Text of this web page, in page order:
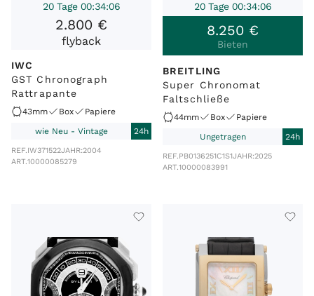
20 Tage 00:34:06
2.800 €
flyback
IWC
GST Chronograph
Rattrapante
43mm Box
Papiere
wie Neu - Vintage
24h
REF.IW371522JAHR:2004
ART.10000085279
20 Tage 00:34:06
8.250 €
Bieten
BREITLING
Super Chronomat
Faltschließe
44mm Box
Papiere
Ungetragen
24h
REF.PB0136251C1S1JAHR:2025
ART.10000083991